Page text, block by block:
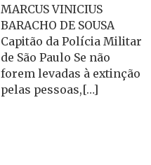
MARCUS VINICIUS
BARACHO DE SOUSA
Capitão da Polícia Militar
de São Paulo Se não
forem levadas à extinção
pelas pessoas,[…]